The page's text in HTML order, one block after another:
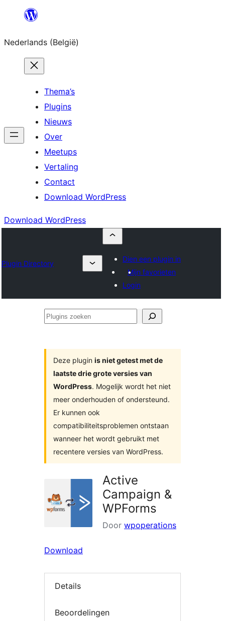
Spring
de
inhoud
Nederlands (België)
Thema’s
Plugins
Nieuws
Over
Meetups
Vertaling
Contact
Download WordPress
Download WordPress
Plugin Directory
Dien een plugin in
Mijn favorieten
Login
Plugins
Deze plugin is niet getest met de
laatste drie grote versies van
WordPress. Mogelijk wordt het niet
meer onderhouden of ondersteund.
Er kunnen ook
compatibiliteitsproblemen ontstaan
wanneer het wordt gebruikt met
recentere versies van WordPress.
Active
Campaign &
WPForms
Door wpoperations
Download
Details
Beoordelingen